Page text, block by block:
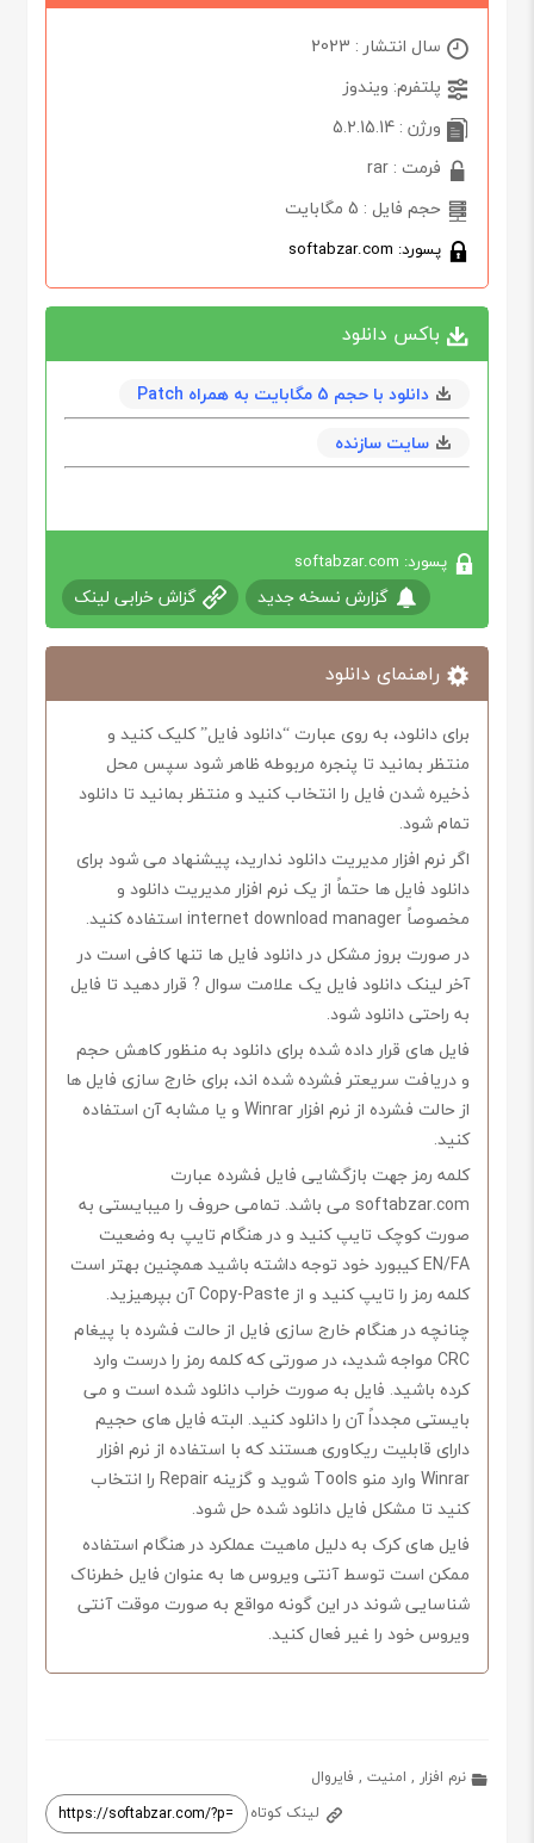
سال انتشار : 2023
پلتفرم: ویندوز
ورژن : 5.2.15.14
فرمت : rar
حجم فایل : 5 مگابایت
پسورد: softabzar.com
باکس دانلود
دانلود با حجم 5 مگابايت به همراه Patch
سایت سازنده
پسورد: softabzar.com
گزارش نسخه جدید گزاش خرابی لینک
راهنمای دانلود
برای دانلود، به روی عبارت “دانلود فایل” کلیک کنید و
منتظر بمانید تا پنجره مربوطه ظاهر شود سپس محل
ذخیره شدن فایل را انتخاب کنید و منتظر بمانید تا دانلود
تمام شود.
اگر نرم افزار مدیریت دانلود ندارید، پیشنهاد می شود برای
دانلود فایل ها حتماً از یک نرم افزار مدیریت دانلود و
مخصوصاً internet download manager استفاده کنید.
در صورت بروز مشکل در دانلود فایل ها تنها کافی است در
آخر لینک دانلود فایل یک علامت سوال ? قرار دهید تا فایل
به راحتی دانلود شود.
فایل های قرار داده شده برای دانلود به منظور کاهش حجم
و دریافت سریعتر فشرده شده اند، برای خارج سازی فایل ها
از حالت فشرده از نرم افزار Winrar و یا مشابه آن استفاده
کنید.
کلمه رمز جهت بازگشایی فایل فشرده عبارت
softabzar.com می باشد. تمامی حروف را میبایستی به
صورت کوچک تایپ کنید و در هنگام تایپ به وضعیت
EN/FA کیبورد خود توجه داشته باشید همچنین بهتر است
کلمه رمز را تایپ کنید و از Copy-Paste آن بپرهیزید.
چنانچه در هنگام خارج سازی فایل از حالت فشرده با پیغام
CRC مواجه شدید، در صورتی که کلمه رمز را درست وارد
کرده باشید. فایل به صورت خراب دانلود شده است و می
بایستی مجدداً آن را دانلود کنید. البته فایل های حجیم
دارای قابلیت ریکاوری هستند که با استفاده از نرم افزار
Winrar وارد منو Tools شوید و گزینه Repair را انتخاب
کنید تا مشکل فایل دانلود شده حل شود.
فایل های کرک به دلیل ماهیت عملکرد در هنگام استفاده
ممکن است توسط آنتی ویروس ها به عنوان فایل خطرناک
شناسایی شوند در این گونه مواقع به صورت موقت آنتی
ویروس خود را غیر فعال کنید.
نرم افزار , امنیت , فایروال
لینک کوتاه